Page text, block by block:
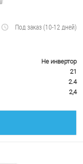
Под заказ (10-12 дней)
Не инвертор
21
2.4
2,4